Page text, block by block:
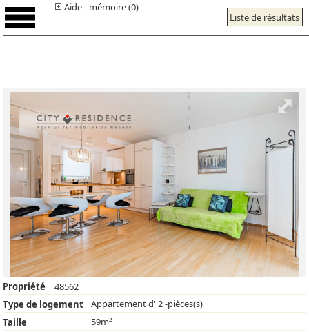
Liste de résultats
Aide - mémoire (0)
Propriété
48562
Type de logement
Appartement d' 2 -pièces(s)
Taille
59m²